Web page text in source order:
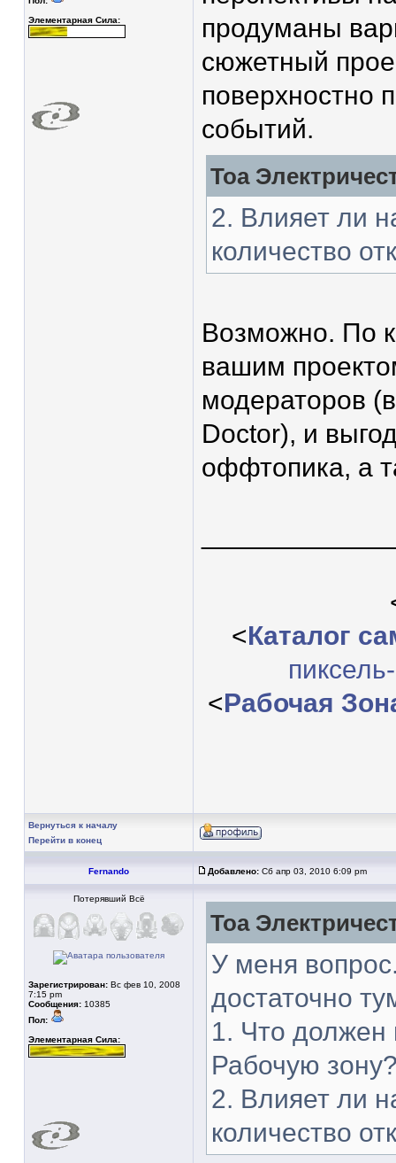
Элементарная Сила:
продуманы
сюжетный
поверхностно
событий.
Тоа
2. Влияет ли
количество
Возможно. По
вашим
модераторов
Doctor), и
оффтопика, а
<Каталог
<Рабочая
Вернуться к началу
Перейти в конец
Fernando Добавлено: Сб апр 03, 2010 6:09 pm
Потерявший Всё
Зарегистрирован: Вс фев 10, 2008
7:15 pm
Сообщения: 10385
Пол:
Элементарная Сила:
Тоа
У меня
достаточно
1. Что должен
Рабочую
2. Влияет ли
количество